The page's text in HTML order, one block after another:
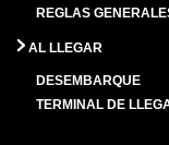
REGLAS
AL LLEGAR
DESEMBARQUE
TERMINAL DE